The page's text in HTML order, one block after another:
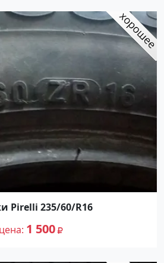
Pirelli 235/60/R16
цена 1 500